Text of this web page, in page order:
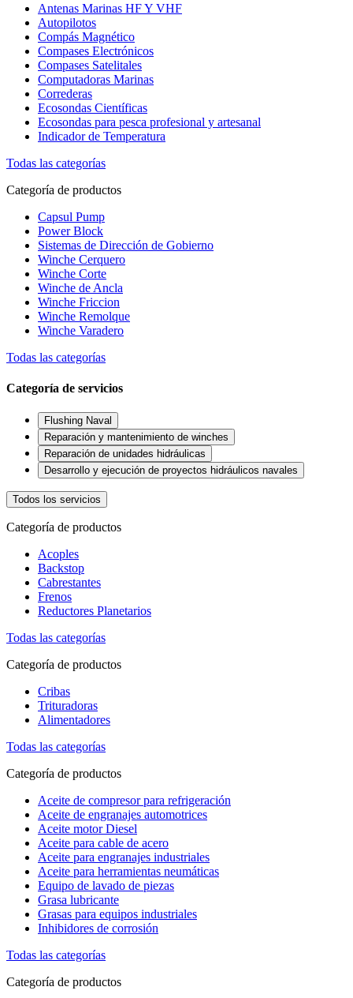
Antenas Marinas HF Y VHF
Autopilotos
Compás Magnético
Compases Electrónicos
Compases Satelitales
Computadoras Marinas
Correderas
Ecosondas Científicas
Ecosondas para pesca profesional y artesanal
Indicador de Temperatura
Todas las categorías
Categoría de productos
Capsul Pump
Power Block
Sistemas de Dirección de Gobierno
Winche Cerquero
Winche Corte
Winche de Ancla
Winche Friccion
Winche Remolque
Winche Varadero
Todas las categorías
Categoría de servicios
Flushing Naval
Reparación y mantenimiento de winches
Reparación de unidades hidráulicas
Desarrollo y ejecución de proyectos hidráulicos navales
Todos los servicios
Categoría de productos
Acoples
Backstop
Cabrestantes
Frenos
Reductores Planetarios
Todas las categorías
Categoría de productos
Cribas
Trituradoras
Alimentadores
Todas las categorías
Categoría de productos
Aceite de compresor para refrigeración
Aceite de engranajes automotrices
Aceite motor Diesel
Aceite para cable de acero
Aceite para engranajes industriales
Aceite para herramientas neumáticas
Equipo de lavado de piezas
Grasa lubricante
Grasas para equipos industriales
Inhibidores de corrosión
Todas las categorías
Categoría de productos